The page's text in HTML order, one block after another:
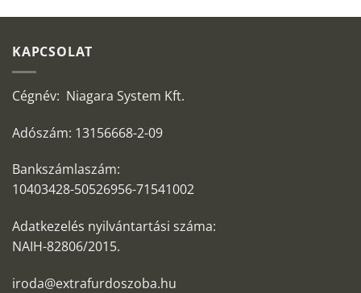
KAPCSOLAT
Cégnév: Niagara System Kft.
Adószám: 13156668-2-09
Bankszámlaszám:
10403428-50526956-71541002
Adatkezelés nyilvántartási száma:
NAIH-82806/2015.
iroda@extrafurdoszoba.hu